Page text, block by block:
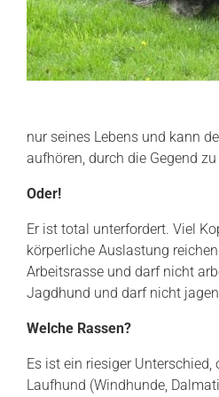
nur seines Lebens und kann
aufhören, durch die Gegend
Oder!
Er ist total unterfordert. Viel
körperliche Auslastung
Arbeitsrasse und darf nicht
Jagdhund und darf nicht
Welche Rassen?
Es ist ein riesiger Unterschied,
Laufhund (Windhunde,